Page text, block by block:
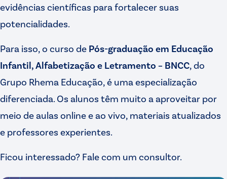
evidências científicas para fortalecer suas
potencialidades.
Para isso, o curso de Pós-graduação em Educação
Infantil, Alfabetização e Letramento – BNCC , do
Grupo Rhema Educação, é uma especialização
diferenciada. Os alunos têm muito a aproveitar por
meio de aulas online e ao vivo, materiais atualizados
e professores experientes.
Ficou interessado? Fale com um consultor.